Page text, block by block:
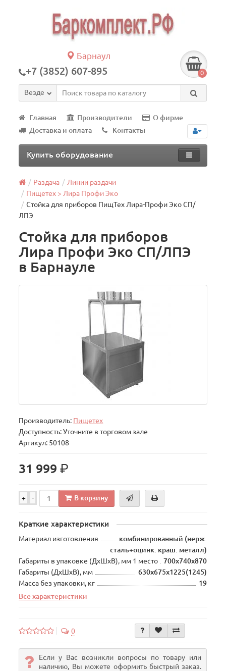
Барнаул
+7 (3852) 607-895 0
Везде
Главная Производители
О фирме
Доставка и оплата
Контакты
Купить оборудование
Раздача
Линии раздачи
Пищетех > Лира Профи Эко
Стойка для приборов ПищТех Лира-Профи Эко СП/
ЛПЭ
Стойка для приборов
Лира Профи Эко СП/ЛПЭ
в Барнауле
Производитель: Пищетех
Доступность: Уточните в торговом зале
Артикул: 50108
31 999р.
+ - В корзину
Краткие характеристики
Материал изготовления
комбинированный (нерж.
сталь+оцинк. краш. металл)
Габариты в упаковке (ДхШхВ), мм 1 место
700х740х870
Габариты (ДхШхВ), мм
630х675х1225(1245)
Масса без упаковки, кг
19
Все характеристики
0
Если у Вас возникли вопросы по товару или
наличию, Вы можете оформить быстрый заказ.